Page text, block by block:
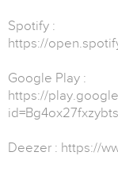
Spotify :
https://
Google Play :
https://
Deezer : https://